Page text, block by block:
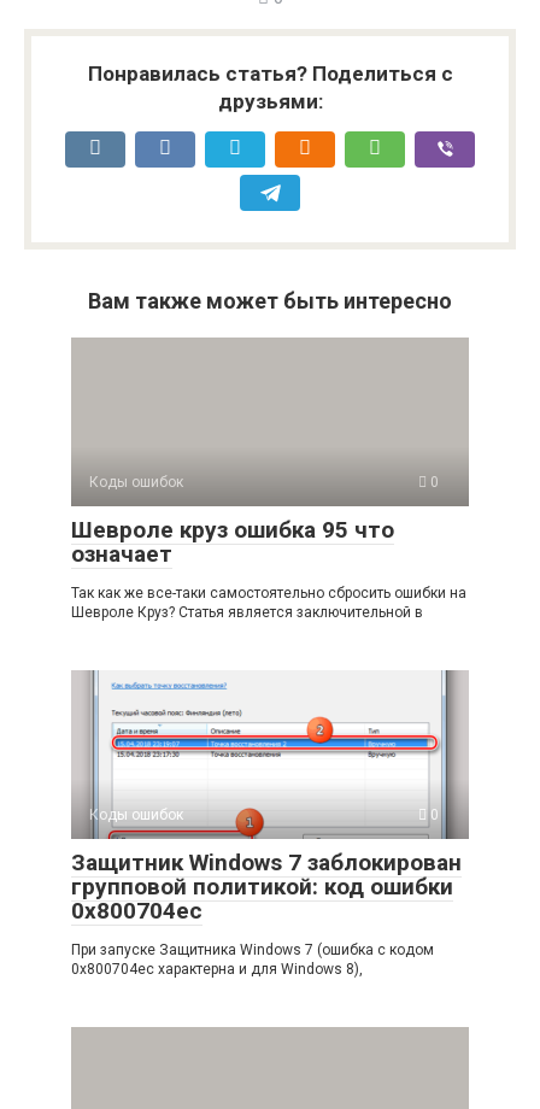
Понравилась статья? Поделиться с
друзьями:
Вам также может быть интересно
Коды ошибок 0
Шевроле круз ошибка 95 что
означает
Так как же все-таки самостоятельно сбросить ошибки на
Шевроле Круз? Статья является заключительной в
Коды ошибок 0
Защитник Windows 7 заблокирован
групповой политикой: код ошибки
0x800704ec
При запуске Защитника Windows 7 (ошибка с кодом
0x800704ec характерна и для Windows 8),